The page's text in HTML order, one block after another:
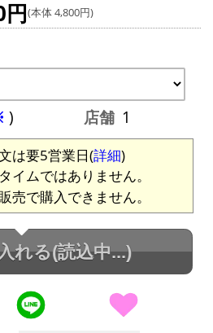
(本体 4,800円)
) 店舗 1
は要5営業日(詳細)
イムではありません。
売で購入できません。
れる(読込中...)